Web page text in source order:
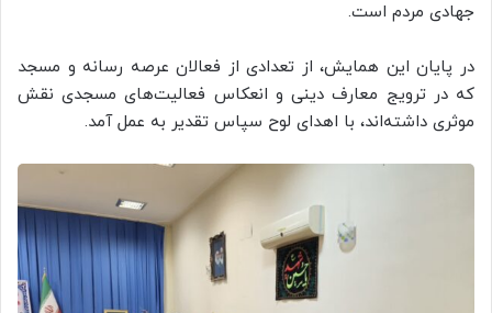
جهادی مردم است.
در پایان این همایش، از تعدادی از فعالان عرصه رسانه و مسجد
که در ترویج معارف دینی و انعکاس فعالیت‌های مسجدی نقش
موثری داشته‌اند، با اهدای لوح سپاس تقدیر به عمل آمد.